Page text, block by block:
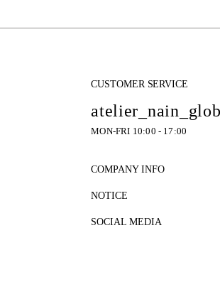
CUSTOMER SERVICE
MON-FRI 10:00 - 17:00
COMPANY INFO
NOTICE
SOCIAL MEDIA